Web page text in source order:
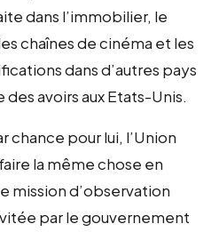
dans l’immobilier, le
chaînes de cinéma et les
dans d’autres pays
avoirs aux Etats-Unis.
chance pour lui, l’Union
la même chose en
mission d’observation
par le gouvernement